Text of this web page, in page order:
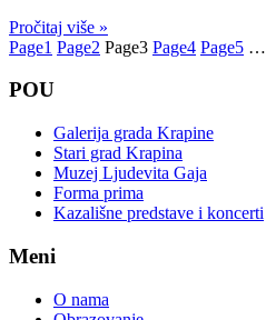
Pročitaj više »
Page1 Page2 Page3 Page4 Page5 …
POU
Galerija grada Krapine
Stari grad Krapina
Muzej Ljudevita Gaja
Forma prima
Kazališne predstave i koncerti
Meni
O nama